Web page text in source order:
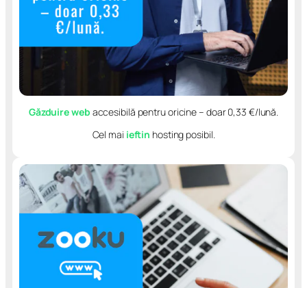
Găzduire web accesibilă pentru oricine – doar 0,33 €/lună.
Cel mai ieftin hosting posibil.